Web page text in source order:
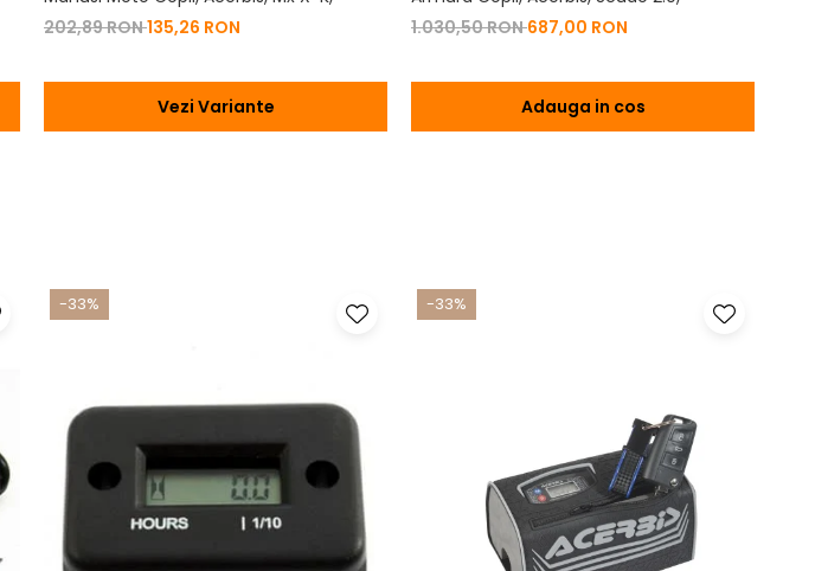
202,89 RON135,26 RON
Vezi Variante
1.030,50 RON687,00 RON
Adauga in cos
-33% -33%